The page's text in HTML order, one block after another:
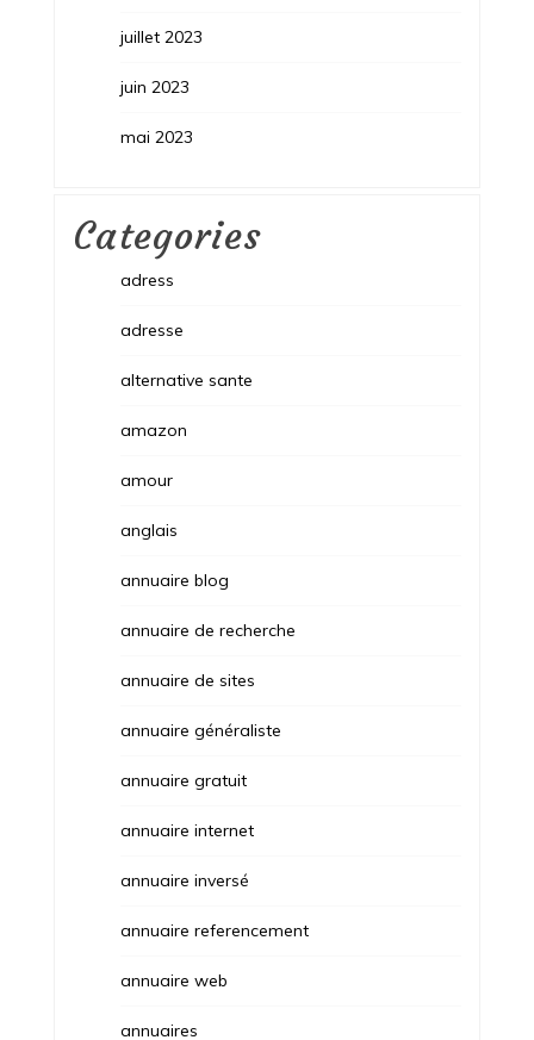
juillet 2023
juin 2023
mai 2023
Categories
adress
adresse
alternative sante
amazon
amour
anglais
annuaire blog
annuaire de recherche
annuaire de sites
annuaire généraliste
annuaire gratuit
annuaire internet
annuaire inversé
annuaire referencement
annuaire web
annuaires